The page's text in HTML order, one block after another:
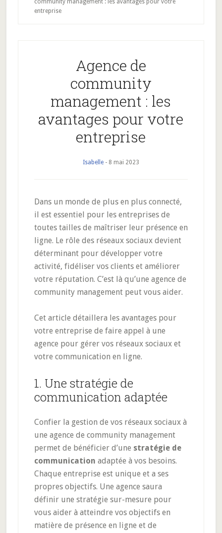
community management : les avantages pour votre
entreprise
Agence de
community
management : les
avantages pour votre
entreprise
Isabelle- 8 mai 2023
Dans un monde de plus en plus connecté,
il est essentiel pour les entreprises de
toutes tailles de maîtriser leur présence en
ligne. Le rôle des réseaux sociaux devient
déterminant pour développer votre
activité, fidéliser vos clients et améliorer
votre réputation. C’est là qu’une agence de
community management peut vous aider.
Cet article détaillera les avantages pour
votre entreprise de faire appel à une
agence pour gérer vos réseaux sociaux et
votre communication en ligne.
1. Une stratégie de
communication adaptée
Confier la gestion de vos réseaux sociaux à
une agence de community management
permet de bénéficier d’une stratégie de
communication adaptée à vos besoins.
Chaque entreprise est unique et a ses
propres objectifs. Une agence saura
définir une stratégie sur-mesure pour
vous aider à atteindre vos objectifs en
matière de présence en ligne et de